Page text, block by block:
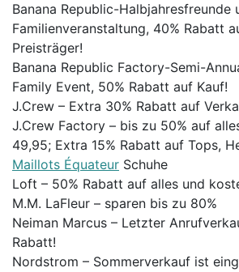
Banana Republic-Halbjahresfreunde
Familienveranstaltung, 40% Rabatt
Preisträger!
Banana Republic Factory-Semi-
Family Event, 50% Rabatt auf Kauf!
J.Crew – Extra 30% Rabatt auf
J.Crew Factory – bis zu 50% auf
49,95; Extra 15% Rabatt auf Tops,
Maillots Équateur Schuhe
Loft – 50% Rabatt auf alles und
M.M. LaFleur – sparen bis zu 80%
Neiman Marcus – Letzter
Rabatt!
Nordstrom – Sommerverkauf ist